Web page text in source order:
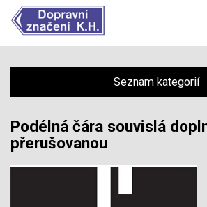
Seznam kategorií
Podélná čára souvislá
přerušovanou